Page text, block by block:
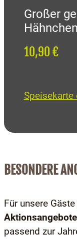
Großer
10,90 €
BESONDERE
Für unsere
Aktionsangebote
passend zur